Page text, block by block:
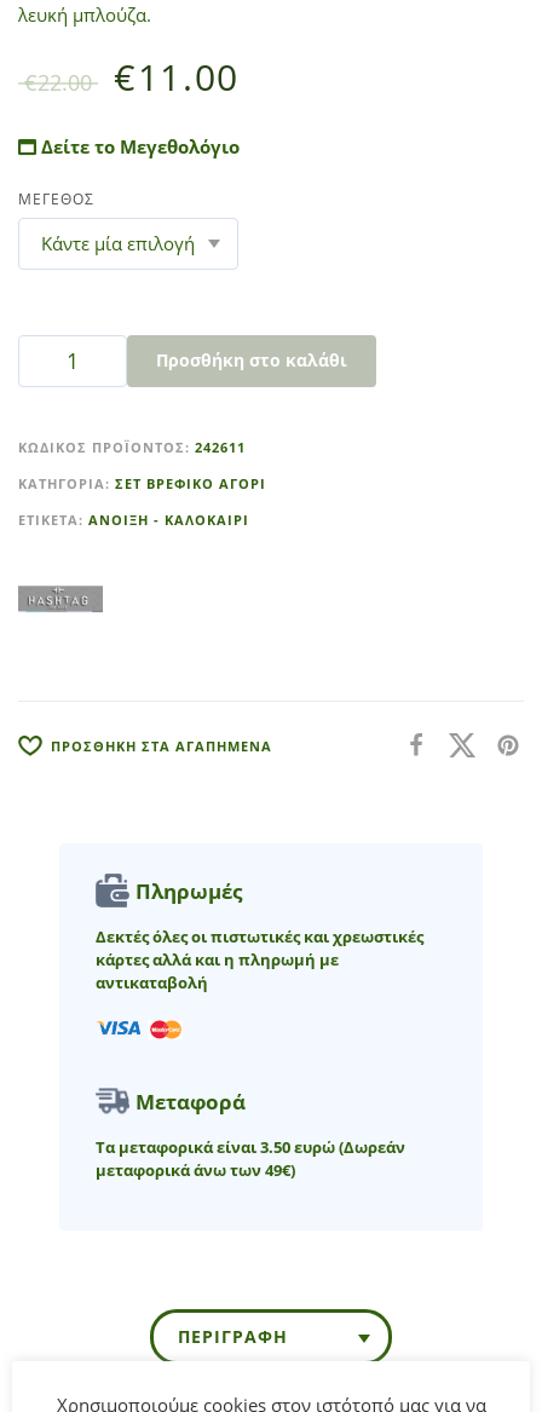
λευκή μπλούζα.
€22.00 €11.00
Δείτε το Μεγεθολόγιο
ΜΕΓΕΘΟΣ
Προσθήκη στο καλάθι
t
e
r
ΚΩΔΙΚΌΣ ΠΡΟΪΌΝΤΟΣ: 242611
ΚΑΤΗΓΟΡΊΑ: ΣΕΤ ΒΡΕΦΙΚΟ ΑΓΟΡΙ
ΕΤΙΚΈΤΑ: ΑΝΟΙΞΗ - ΚΑΛΟΚΑΙΡΙ
ΠΡΟΣΘΗΚΗ ΣΤΑ ΑΓΑΠΗΜΕΝΑ
Πληρωμές
Δεκτές όλες οι πιστωτικές και χρεωστικές
κάρτες αλλά και η πληρωμή με
αντικαταβολή
Μεταφορά
Τα μεταφορικά είναι 3.50 ευρώ(Δωρεάν
μεταφορικά άνω των 49€)
ΠΕΡΙΓΡΑΦΉ
Χρησιμοποιούμε cookies στον ιστότοπό μας για να